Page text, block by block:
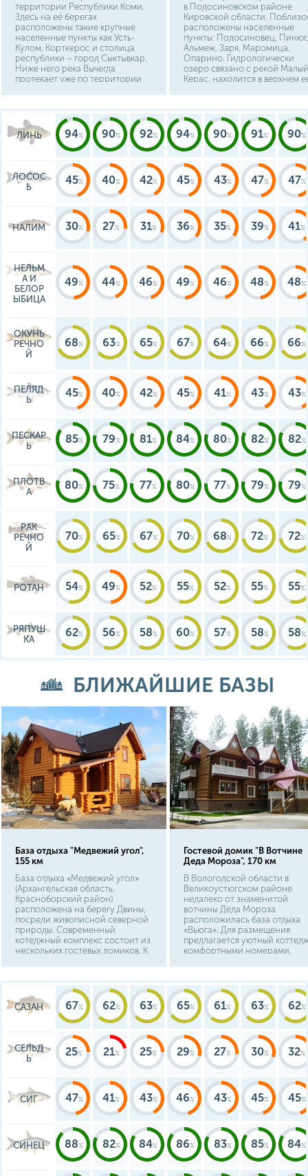
территории Республики Коми.
Здесь на её берегах
расположены такие крупные
населенные пункты как Усть-
Кулом, Корткерос и столица
республики – город Сыктывкар.
Ниже него река Вычегда
протекает уже по территории
Архангельской области на реке
Вычегде находятся города и
поселки: Айкино, Яренск,
Козьмино, Коряжма.
в Подосиновском районе
Кировской области.
расположены населенные
пункты: Подосиновец, Пинюг,
Альмеж, Заря, Маромица,
Опарино. Гидрологически
озеро связано с рекой Малый
Керас, находится в верхнем
От озера Керасское до
Подосиновец 31,75 км, он
находится на северо-западе
относительно
водоема.
ЛИНЬ 94 90 92 94 90 91 90
ЛОСОС
Ь
45 40 42 45 43 47 47
НАЛИМ 30 27 31 36 35 39 41
НЕЛЬМ
А И
БЕЛОР
ЫБИЦА
49 44 46 49 46 48 48
ОКУНЬ
РЕЧНО
Й
68 63 65 67 64 66 66
ПЕЛЯД
Ь
45 40 42 45 41 43 43
ПЕСКАР
Ь
85 79 81 84 80 82 82
ПЛОТВ
А
80 75 77 80 77 79 79
РАК
РЕЧНО
Й
70 65 67 70 68 72 72
РОТАН 54 49 52 55 52 55 55
РЯПУШ
КА
62 56 58 60 57 58 58
БЛИЖАЙШИЕ БАЗЫ
База отдыха "Медвежий угол",
155 км
База отдыха «Медвежий угол»
(Архангельская область,
Красноборский район)
расположена на берегу Двины,
посреди живописной северной
природы. Современный
котеджный комплекс состоит из
нескольких гостевых домиков. К
программы, в том числе сторону
«Вотчины Деда Мороза» и
сауна.
Гостевой домик "В Вотчине
Деда Мороза", 170 км
В Вологодской области в
Великоустюгском районе
недалеко от знаменитой
вотчины Деда Мороза
расположилась база отдыха
«Вьюга». Для размещения
предлагается уютный
комфортными номерами.
САЗАН 67 62 63 65 61 63 62
СЕЛЬД
Ь
25 21 25 29 27 30 32
СИГ 47 41 43 46 43 45 45
СИНЕЦ 88 82 84 86 83 85 84